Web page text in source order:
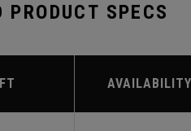
SPECS
AVAILABILITY